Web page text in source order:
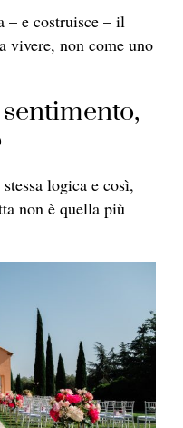
– e costruisce – il
vivere, non come uno
logica e così,
non è quella più